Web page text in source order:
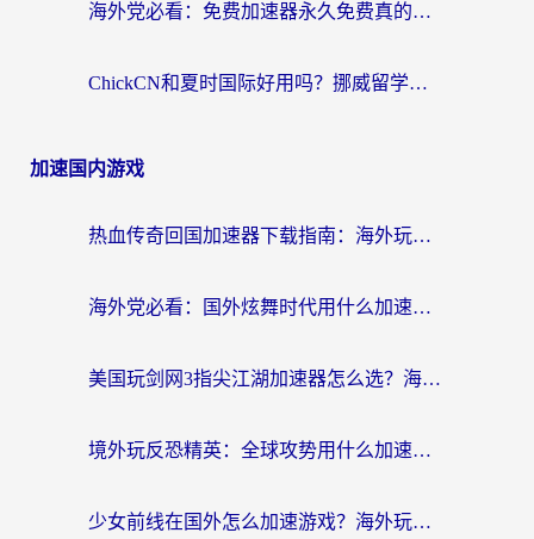
海外党必看：免费加速器永久免费真的存在吗？教你选对回国加速器无缝刷国内资源
ChickCN和夏时国际好用吗？挪威留学生亲测3款回国加速器，附穿梭和加速喵对比指南
加速国内游戏
热血传奇回国加速器下载指南：海外玩家如何流畅砍怪不卡顿？
海外党必看：国外炫舞时代用什么加速器比较好？解决延迟卡顿的终极方案
美国玩剑网3指尖江湖加速器怎么选？海外党亲测避坑指南
境外玩反恐精英：全球攻势用什么加速器？2026海外玩家亲测实用指南
少女前线在国外怎么加速游戏？海外玩家必看的国服游戏畅玩指南